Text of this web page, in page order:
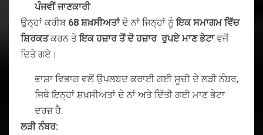
ਪੰਜਵੀਂ ਜਾਣਕਾਰੀ
ਉਨ੍ਹਾਂ ਕਰੀਬ 68 ਸ਼ਖ਼ਸੀਅਤਾਂਦੇ ਨਾਂ ਜਿਨ੍ਹਾਂ ਨੂੰ ਇਕ ਸਮਾਗਮ ਵਿੱਚ
ਸ਼ਿਰਕਤ ਕਰਨ ਤੇ ਇਕ ਹਜ਼ਾਰ ਤੋਂ ਦੋ ਹਜ਼ਾਰ ਰੁਪਏ ਮਾਣ ਭੇਟਾ ਵਜੋਂ
ਦਿਤੇ ਗਏ।
ਭਾਸ਼ਾ ਵਿਭਾਗ ਵਲੋਂ ਉਪਲਬਦ ਕਰਾਈ ਗਈ ਸੂਚੀ ਦੇ ਲੜੀ ਨੰਬਰ,
ਜਿਥੇ ਇਨ੍ਹਾਂ ਸ਼ਖ਼ਸੀਅਤਾਂ ਦੇ ਨਾਂ ਅਤੇ ਦਿੱਤੀ ਗਈ ਮਾਣ ਭੇਟਾ
ਦਰਜ਼ ਹੈ:
ਲੜੀ ਨੰਬਰ: